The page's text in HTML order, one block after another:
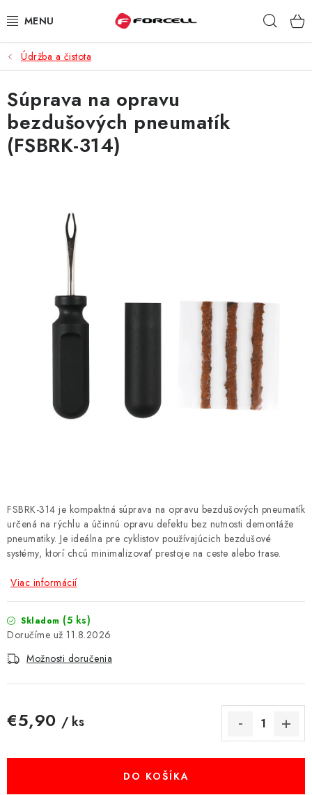
na
PUZDRÁ A OBALY
TVRDENÉ SKLÁ
DÁTOVÉ KÁBLE
BATÉRIE DO MOBILOV
ŠPORT A HOBBY
NÁRAMKY NA HODINKY
SLÚCHADLÁ, REPRODUKTORY A MIKROFÓNY
EXKLUZÍVNE ZNAČKY
NÁRADIE A NÁHRADNÉ DIELY
BATÉRIE VARTA
MULTIMÉDIÁ
OSTATNÉ PRÍSLUŠENSTVO
Údržba a čistota
FSBRK-314 je kompaktná súprava na opravu bezdušových pneumatík
určená na rýchlu a účinnú opravu defektu bez nutnosti demontáže
pneumatiky. Je ideálna pre cyklistov používajúcich bezdušové
systémy, ktorí chcú minimalizovať prestoje na ceste alebo trase.
Viac informácií
Skladom (5 ks)
11.8.2026
Možnosti doručenia
€5,90 / ks
DO KOŠÍKA
Súprava na opravu
bezdušových pneumatík
(FSBRK-314)